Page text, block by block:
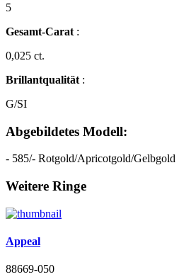
5
Gesamt-Carat :
0,025 ct.
Brillantqualität :
G/SI
Abgebildetes Modell:
- 585/- Rotgold/Apricotgold/Gelbgold
Weitere Ringe
Appeal
88669-050